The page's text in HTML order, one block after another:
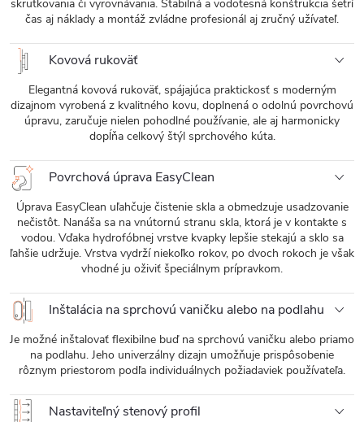
skrutkovania či vyrovnávania. Stabilná a vodotesná konštrukcia šetrí
čas aj náklady a montáž zvládne profesionál aj zručný užívateľ.
Kovová rukoväť
Elegantná kovová rukoväť, spájajúca praktickosť s moderným
dizajnom vyrobená z kvalitného kovu, doplnená o odolnú povrchovú
úpravu, zaručuje nielen pohodlné používanie, ale aj harmonicky
dopĺňa celkový štýl sprchového kúta.
Povrchová úprava EasyClean
Úprava EasyClean uľahčuje čistenie skla a obmedzuje usadzovanie
nečistôt. Nanáša sa na vnútornú stranu skla, ktorá je v kontakte s
vodou. Vďaka hydrofóbnej vrstve kvapky lepšie stekajú a sklo sa
ľahšie udržuje. Vrstva vydrží niekoľko rokov, po dvoch rokoch je však
vhodné ju oživiť špeciálnym prípravkom.
Inštalácia na sprchovú vaničku alebo na podlahu
Je možné inštalovať flexibilne buď na sprchovú vaničku alebo priamo
na podlahu. Jeho univerzálny dizajn umožňuje prispôsobenie
rôznym priestorom podľa individuálnych požiadaviek používateľa.
Nastaviteľný stenový profil